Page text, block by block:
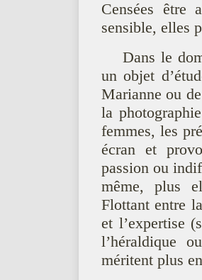
Censées être
sensible, elles
Dans le
un objet
Marianne ou
la
femmes, les
écran et
passion ou
même, plus
Flottant entre
et l’expertise
l’héraldique
méritent plus